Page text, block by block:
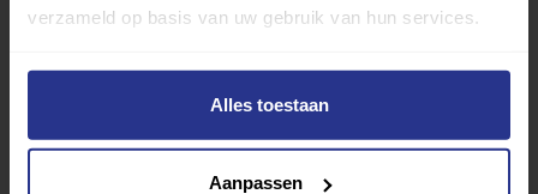
verzameld op basis van uw gebruik van hun services.
Alles toestaan
Aanpassen
Lifestyle Tech Tips & tricks
Terug naar nieuwsoverzicht